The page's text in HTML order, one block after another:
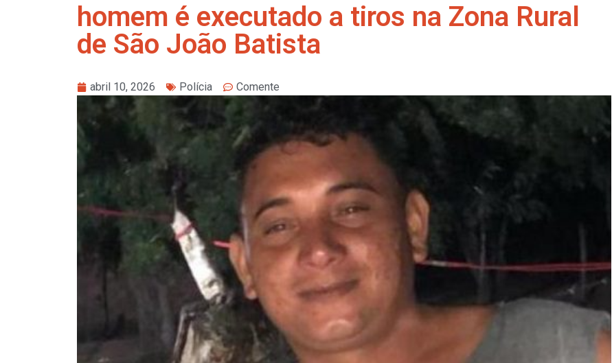
homem é executado a tiros na Zona Rural
de São João Batista
abril 10, 2026 Polícia Comente